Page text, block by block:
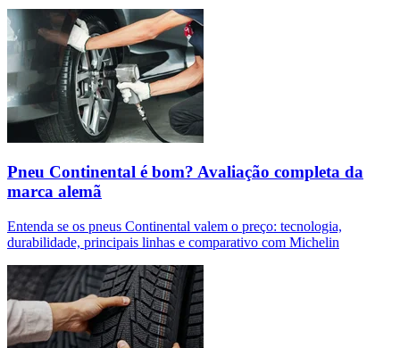
Pneu Continental é bom? Avaliação completa da
marca alemã
Entenda se os pneus Continental valem o preço: tecnologia,
durabilidade, principais linhas e comparativo com Michelin